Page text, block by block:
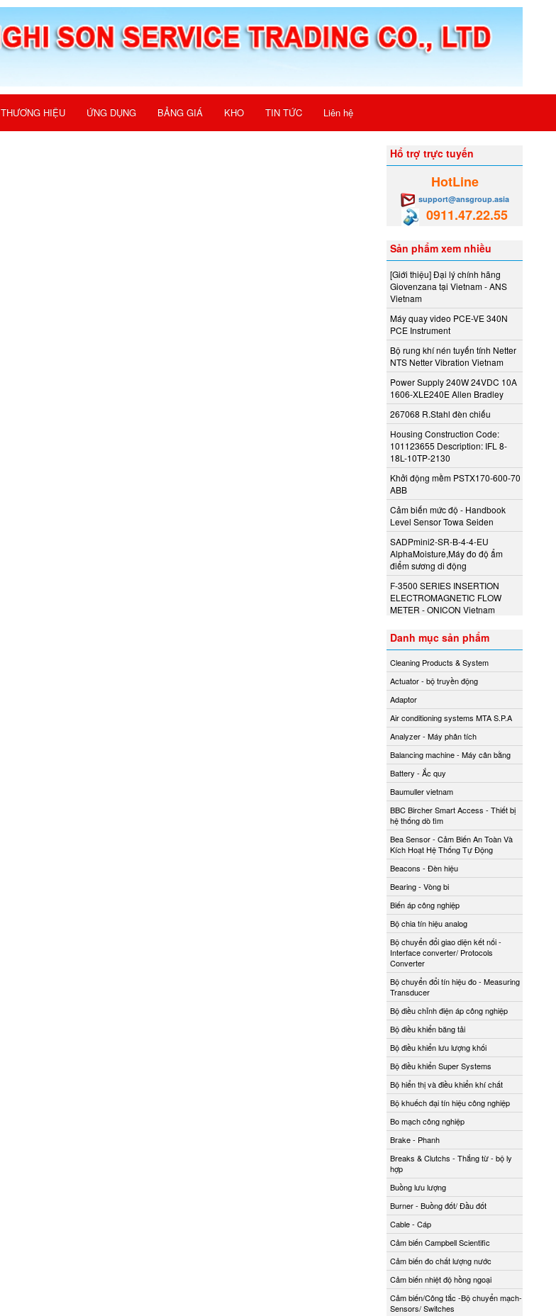
THƯƠNG HIỆU ỨNG DỤNG BẢNG GIÁ KHO TIN TỨC Liên hệ
Hổ trợ trực tuyến
HotLine
support@ansgroup.asia
0911.47.22.55
Sản phẩm xem nhiều
[Giới thiệu] Đại lý chính hãng
Giovenzana tại Vietnam - ANS
Vietnam
Máy quay video PCE-VE 340N
PCE Instrument
Bộ rung khí nén tuyến tính Netter
NTS Netter Vibration Vietnam
Power Supply 240W 24VDC 10A
1606-XLE240E Allen Bradley
267068 R.Stahl đèn chiếu
Housing Construction Code:
101123655 Description: IFL 8-
18L-10TP-2130
Khởi động mềm PSTX170-600-70
ABB
Cảm biến mức độ - Handbook
Level Sensor Towa Seiden
SADPmini2-SR-B-4-4-EU
AlphaMoisture,Máy đo độ ẩm
điểm sương di động
F-3500 SERIES INSERTION
ELECTROMAGNETIC FLOW
METER - ONICON Vietnam
Danh mục sản phẩm
Cleaning Products & System
Actuator - bộ truyền động
Adaptor
Air conditioning systems MTA S.P.A
Analyzer - Máy phân tích
Balancing machine - Máy cân bằng
Battery - Ắc quy
Baumuller vietnam
BBC Bircher Smart Access - Thiết bị
hệ thống dò tìm
Bea Sensor - Cảm Biến An Toàn Và
Kích Hoạt Hệ Thống Tự Động
Beacons - Đèn hiệu
Bearing - Vòng bi
Biến áp công nghiệp
Bộ chia tín hiệu analog
Bộ chuyển đổi giao diện kết nối -
Interface converter/ Protocols
Converter
Bộ chuyển đổi tín hiệu đo - Measuring
Transducer
Bộ điều chỉnh điện áp công nghiệp
Bộ điều khiển băng tải
Bộ điều khiển lưu lượng khối
Bộ điều khiển Super Systems
Bộ hiển thị và điều khiển khí chất
Bộ khuếch đại tín hiệu công nghiệp
Bo mạch công nghiệp
Brake - Phanh
Breaks & Clutchs - Thắng từ - bộ ly
hợp
Buồng lưu lượng
Burner - Buồng đốt/ Đầu đốt
Cable - Cáp
Cảm biến Campbell Scientific
Cảm biến đo chất lượng nước
Cảm biến nhiệt độ hồng ngoại
Cảm biến/Công tắc -Bộ chuyển mạch-
Sensors/ Switches